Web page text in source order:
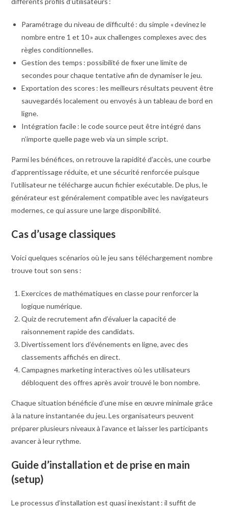
Paramétrage du niveau de difficulté : du simple « devinez le
nombre entre 1 et 10 » aux challenges complexes avec des
règles conditionnelles.
Gestion des temps : possibilité de fixer une limite de
secondes pour chaque tentative afin de dynamiser le jeu.
Exportation des scores : les meilleurs résultats peuvent être
sauvegardés localement ou envoyés à un tableau de bord en
ligne.
Intégration facile : le code source peut être intégré dans
n’importe quelle page web via un simple script.
Parmi les bénéfices, on retrouve la rapidité d’accès, une courbe
d’apprentissage réduite, et une sécurité renforcée puisque
l’utilisateur ne télécharge aucun fichier exécutable. De plus, le
générateur est généralement compatible avec les navigateurs
modernes, ce qui assure une large disponibilité.
Cas d’usage classiques
Voici quelques scénarios où le jeu sans téléchargement nombre
trouve tout son sens :
Exercices de mathématiques en classe pour renforcer la
logique numérique.
Quiz de recrutement afin d’évaluer la capacité de
raisonnement rapide des candidats.
Divertissement lors d’événements en ligne, avec des
classements affichés en direct.
Campagnes marketing interactives où les utilisateurs
débloquent des offres après avoir trouvé le bon nombre.
Chaque situation bénéficie d’une mise en œuvre minimale grâce
à la nature instantanée du jeu. Les organisateurs peuvent
préparer plusieurs niveaux à l’avance et laisser les participants
avancer à leur rythme.
Guide d’installation et de prise en main
(setup)
Le processus d’installation est quasi inexistant : il suffit de